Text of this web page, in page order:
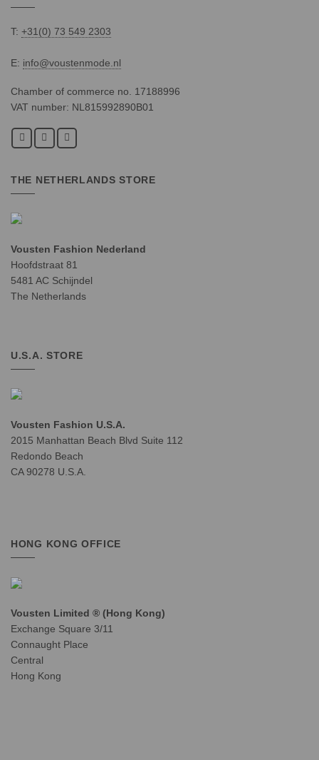
T: +31(0) 73 549 2303
E: info@voustenmode.nl
Chamber of commerce no. 17188996
VAT number: NL815992890B01
THE NETHERLANDS STORE
Vousten Fashion Nederland
Hoofdstraat 81
5481 AC Schijndel
The Netherlands
U.S.A. STORE
Vousten Fashion U.S.A.
2015 Manhattan Beach Blvd Suite 112
Redondo Beach
CA 90278 U.S.A.
HONG KONG OFFICE
Vousten Limited ® (Hong Kong)
Exchange Square 3/11
Connaught Place
Central
Hong Kong